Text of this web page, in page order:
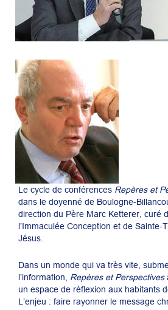
Le cycle de conférences Repères et
dans le doyenné de Boulogne-
direction du Père Marc Ketterer, curé
l’Immaculée Conception et de Sainte-
Jésus.
Dans un monde qui va très vite,
l’information, Repères et Perspectives
un espace de réflexion aux habitants
L’enjeu : faire rayonner le message